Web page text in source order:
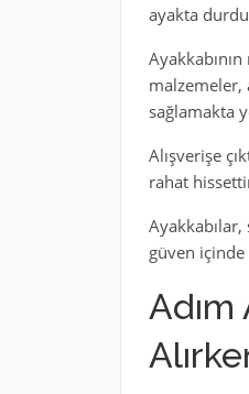
ayakta
malzemeler,
sağlamakta
Alışverişe
rahat
güven